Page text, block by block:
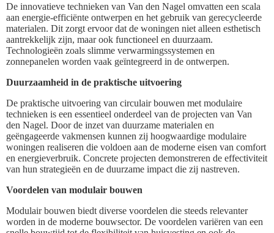
De innovatieve technieken van Van den Nagel omvatten een scala
aan energie-efficiënte ontwerpen en het gebruik van gerecycleerde
materialen. Dit zorgt ervoor dat de woningen niet alleen esthetisch
aantrekkelijk zijn, maar ook functioneel en duurzaam.
Technologieën zoals slimme verwarmingssystemen en
zonnepanelen worden vaak geïntegreerd in de ontwerpen.
Duurzaamheid in de praktische uitvoering
De praktische uitvoering van circulair bouwen met modulaire
technieken is een essentieel onderdeel van de projecten van Van
den Nagel. Door de inzet van duurzame materialen en
geëngageerde vakmensen kunnen zij hoogwaardige modulaire
woningen realiseren die voldoen aan de moderne eisen van comfort
en energieverbruik. Concrete projecten demonstreren de effectiviteit
van hun strategieën en de duurzame impact die zij nastreven.
Voordelen van modulair bouwen
Modulair bouwen biedt diverse voordelen die steeds relevanter
worden in de moderne bouwsector. De voordelen variëren van een